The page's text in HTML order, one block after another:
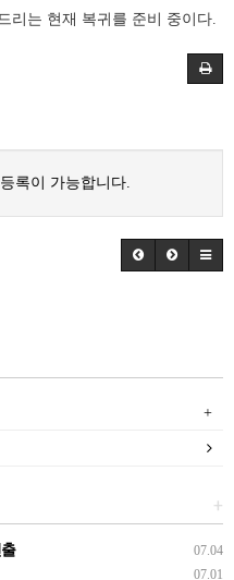
리는 현재 복귀를 준비 중이다.
록이 가능합니다.
+
07.04
07.01